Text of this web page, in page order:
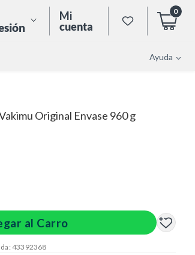
Mi
cuenta
0
Ayuda
Original Envase 960 g
al Carro
43392368